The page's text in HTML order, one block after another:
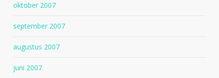
oktober 2007
september 2007
augustus 2007
juni 2007